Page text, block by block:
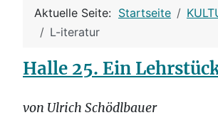
Aktuelle Seite: Startseite
L-iteratur
Halle 25. Ein
von Ulrich Schödlbauer